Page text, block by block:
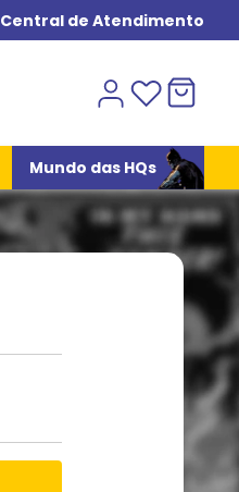
Central de Atendimento
Mundo das HQs